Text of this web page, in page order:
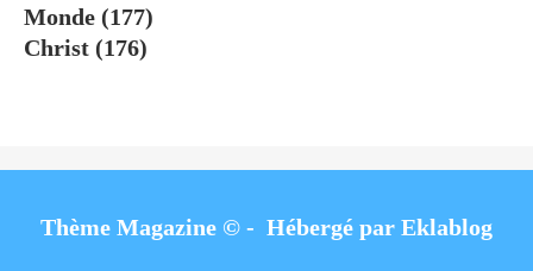
Monde (177)
Christ (176)
Thème Magazine © - Hébergé par Eklablog